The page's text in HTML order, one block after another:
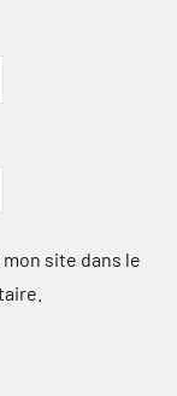
site dans le